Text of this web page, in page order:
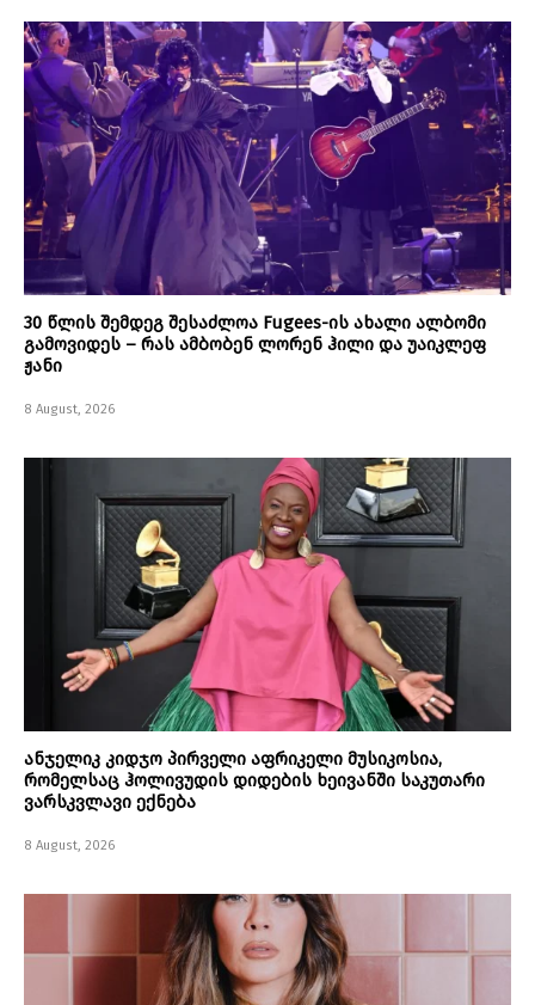
30 წლის შემდეგ შესაძლოა Fugees-ის ახალი ალბომი
გამოვიდეს – რას ამბობენ ლორენ ჰილი და უაიკლეფ
ჟანი
8 August, 2026
ანჯელიკ კიდჯო პირველი აფრიკელი მუსიკოსია,
რომელსაც ჰოლივუდის დიდების ხეივანში საკუთარი
ვარსკვლავი ექნება
8 August, 2026